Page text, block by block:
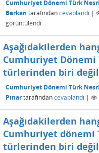
Cumhuriyet Dönemi Türk
Berkan tarafından cevaplandı |
görüntülendi
Aşağıdakilerden
Cumhuriyet Dönemi
türlerinden biri
Cumhuriyet Dönemi Türk
Pınar tarafından cevaplandı |
Aşağıdakilerden
Cumhuriyet dönemi
türlerinden biri